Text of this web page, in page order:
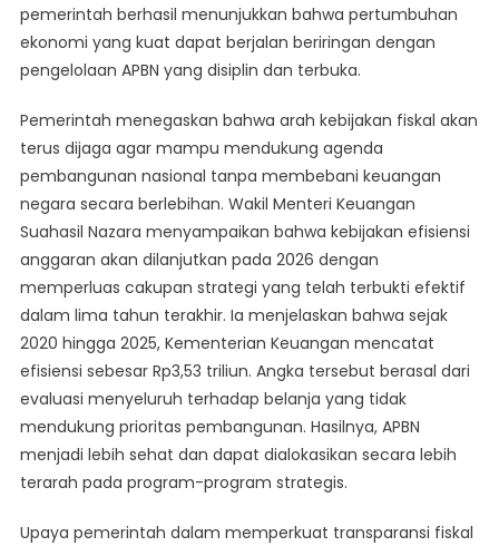
pemerintah berhasil menunjukkan bahwa pertumbuhan
ekonomi yang kuat dapat berjalan beriringan dengan
pengelolaan APBN yang disiplin dan terbuka.
Pemerintah menegaskan bahwa arah kebijakan fiskal akan
terus dijaga agar mampu mendukung agenda
pembangunan nasional tanpa membebani keuangan
negara secara berlebihan. Wakil Menteri Keuangan
Suahasil Nazara menyampaikan bahwa kebijakan efisiensi
anggaran akan dilanjutkan pada 2026 dengan
memperluas cakupan strategi yang telah terbukti efektif
dalam lima tahun terakhir. Ia menjelaskan bahwa sejak
2020 hingga 2025, Kementerian Keuangan mencatat
efisiensi sebesar Rp3,53 triliun. Angka tersebut berasal dari
evaluasi menyeluruh terhadap belanja yang tidak
mendukung prioritas pembangunan. Hasilnya, APBN
menjadi lebih sehat dan dapat dialokasikan secara lebih
terarah pada program-program strategis.
Upaya pemerintah dalam memperkuat transparansi fiskal